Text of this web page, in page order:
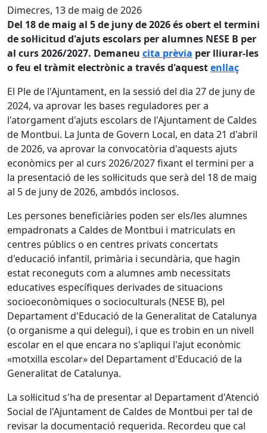
Dimecres, 13 de maig de 2026
Del 18 de maig al 5 de juny de 2026 és obert el termini
de sol·licitud d'ajuts escolars per alumnes NESE B per
al curs 2026/2027. Demaneu cita prèvia per lliurar-les
o feu el tràmit electrònic a través d'aquestenllaç
El Ple de l'Ajuntament, en la sessió del dia 27 de juny de
2024, va aprovar les bases reguladores per a
l'atorgament d'ajuts escolars de l'Ajuntament de Caldes
de Montbui. La Junta de Govern Local, en data 21 d'abril
de 2026, va aprovar la convocatòria d'aquests ajuts
econòmics per al curs 2026/2027 fixant el termini per a
la presentació de les sol·licituds que serà del 18 de maig
al 5 de juny de 2026, ambdós inclosos.
Les persones beneficiàries poden ser els/les alumnes
empadronats a Caldes de Montbui i matriculats en
centres públics o en centres privats concertats
d'educació infantil, primària i secundària, que hagin
estat reconeguts com a alumnes amb necessitats
educatives específiques derivades de situacions
socioeconòmiques o socioculturals (NESE B), pel
Departament d'Educació de la Generalitat de Catalunya
(o organisme a qui delegui), i que es trobin en un nivell
escolar en el que encara no s'apliqui l'ajut econòmic
«motxilla escolar» del Departament d'Educació de la
Generalitat de Catalunya.
La sol·licitud s'ha de presentar al Departament d'Atenció
Social de l'Ajuntament de Caldes de Montbui per tal de
revisar la documentació requerida. Recordeu que cal